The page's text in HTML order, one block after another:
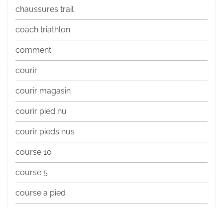
chaussures trail
coach triathlon
comment
courir
courir magasin
courir pied nu
courir pieds nus
course 10
course 5
course a pied